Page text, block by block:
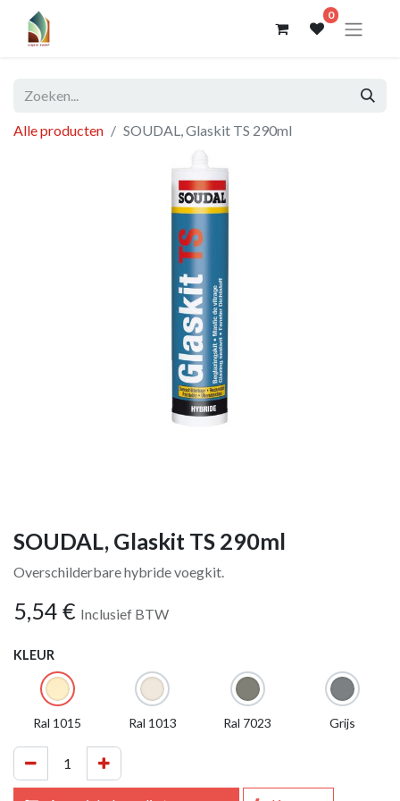
0
Alle producten SOUDAL, Glaskit TS 290ml
SOUDAL, Glaskit TS 290ml
Overschilderbare hybride voegkit.
5,54 € Inclusief BTW
KLEUR
Ral 1015 Ral 1013 Ral 7023 Grijs